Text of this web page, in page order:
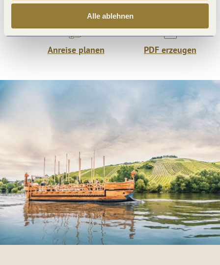
Alle ablehnen
Anreise planen PDF erzeugen